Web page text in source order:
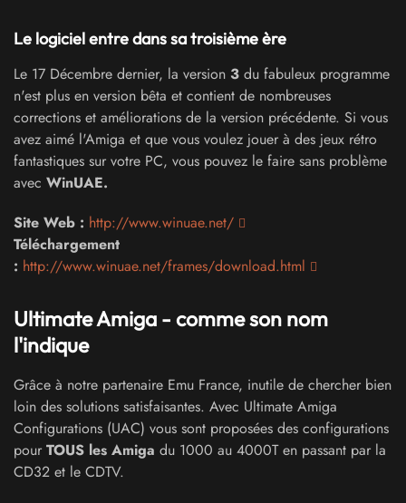
Le logiciel entre dans sa troisième ère
Le 17 Décembre dernier, la version 3 du fabuleux programme
n'est plus en version bêta et contient de nombreuses
corrections et améliorations de la version précédente. Si vous
avez aimé l'Amiga et que vous voulez jouer à des jeux rétro
fantastiques sur votre PC, vous pouvez le faire sans problème
avec WinUAE.
Site Web : http://www.winuae.net/
Téléchargement
: http://www.winuae.net/frames/download.html
Ultimate Amiga - comme son nom
l'indique
Grâce à notre partenaire Emu France, inutile de chercher bien
loin des solutions satisfaisantes. Avec Ultimate Amiga
Configurations (UAC) vous sont proposées des configurations
pour TOUS les Amiga du 1000 au 4000T en passant par la
CD32 et le CDTV.